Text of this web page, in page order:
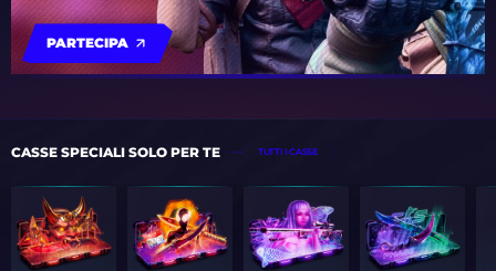
PARTECIPA
CASSE SPECIALI SOLO PER TE TUTTI I CASSE